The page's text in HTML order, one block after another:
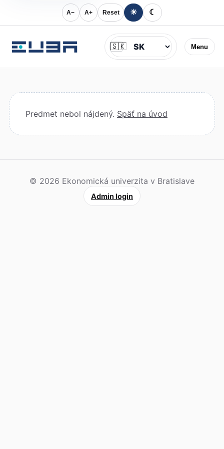
A− A+ Reset ☀ ☾
Menu
Jazyk
🇸🇰
Predmet nebol nájdený. Späť na úvod
© 2026 Ekonomická univerzita v Bratislave
Admin login